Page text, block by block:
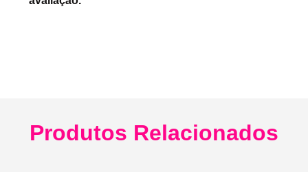
Produtos Relacionados